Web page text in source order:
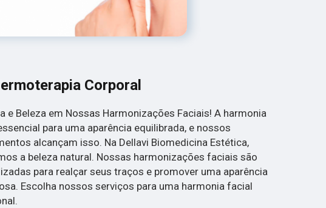
Corporal
e Beleza em Nossas Harmonizações Faciais! A harmonia
para uma aparência equilibrada, e nossos
alcançam isso. Na Dellavi Biomedicina Estética,
a beleza natural. Nossas harmonizações faciais são
para realçar seus traços e promover uma aparência
Escolha nossos serviços para uma harmonia facial